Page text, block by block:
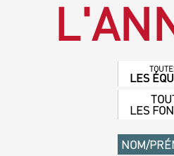
LES
LES
NOM/